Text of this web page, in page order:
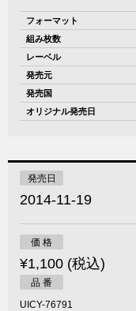
フォーマット
組み枚数
レーベル
発売元
発売国
オリジナル発売日
発売日
2014-11-19
価 格
¥1,100 (税込)
品 番
UICY-76791